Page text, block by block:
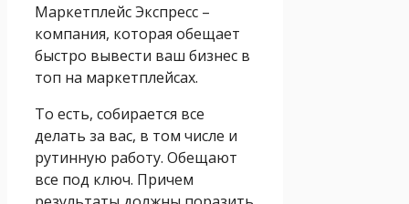
Маркетплейс Экспресс –
компания, которая обещает
быстро вывести ваш бизнес в
топ на маркетплейсах.
То есть, собирается все
делать за вас, в том числе и
рутинную работу. Обещают
все под ключ. Причем